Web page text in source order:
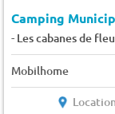
Camping
- Les cabanes de
Mobilhome